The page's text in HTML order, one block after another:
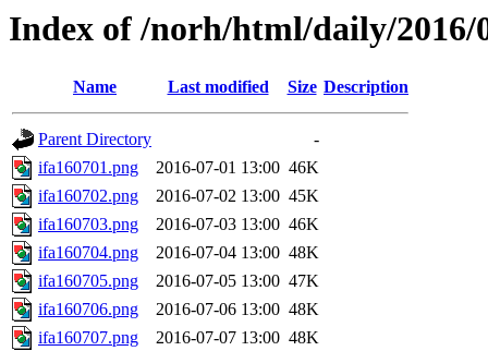
Index of /norh/html/daily/2016/
Name Last modified Size Description
Parent Directory
-
ifa160701.png
2016-07-01 13:00 46K
ifa160702.png
2016-07-02 13:00 45K
ifa160703.png
2016-07-03 13:00 46K
ifa160704.png
2016-07-04 13:00 48K
ifa160705.png
2016-07-05 13:00 47K
ifa160706.png
2016-07-06 13:00 48K
ifa160707.png
2016-07-07 13:00 48K